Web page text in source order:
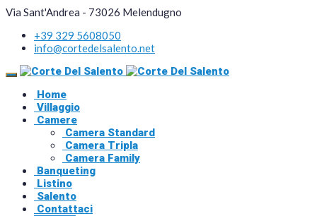
Via Sant'Andrea - 73026 Melendugno
+39 329 5608050
info@cortedelsalento.net
Home
Villaggio
Camere
Camera Standard
Camera Tripla
Camera Family
Banqueting
Listino
Salento
Contattaci